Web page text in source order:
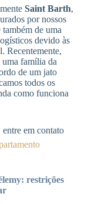
Saint Barth,
por nossos
de uma
devido às
Recentemente,
uma família da
de um jato
todos os
como funciona
em contato
restrições